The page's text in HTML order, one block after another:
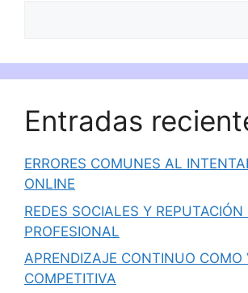
Entradas
ERRORES COMUNES AL
ONLINE
REDES SOCIALES Y REPUTACIÓN
PROFESIONAL
APRENDIZAJE CONTINUO COMO
COMPETITIVA